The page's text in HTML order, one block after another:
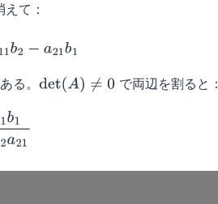
えて：
2− a21b1
る。det(A)≠ 0 で両辺を割ると：
−a12